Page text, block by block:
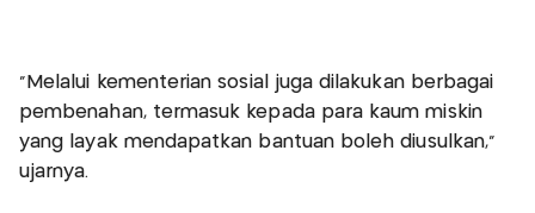
"Melalui kementerian sosial juga dilakukan berbagai
pembenahan, termasuk kepada para kaum miskin
yang layak mendapatkan bantuan boleh diusulkan,"
ujarnya.